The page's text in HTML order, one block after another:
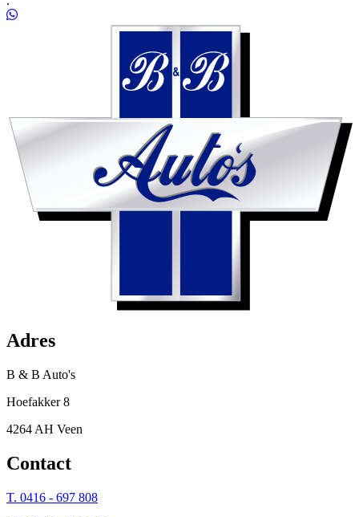
Adres
B & B Auto's
Hoefakker 8
4264 AH Veen
Contact
T. 0416 - 697 808